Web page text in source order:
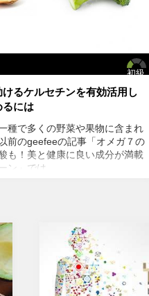
初級
るケルセチンを有効活用し
には
種で多くの野菜や果物に含まれ
前のgeefeeの記事「オメガ７の
も！美と健康に良い成分が満載
ン」では、
抗ウィルス作用がありウイルス
る可能性があると言われていま
の維持に重要な働きを持つ亜鉛
ると考えられています。今回
ンの健康効果と亜鉛との関連性
いきます。